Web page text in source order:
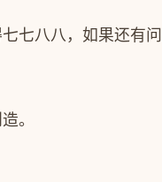
七八八，如果还有
。